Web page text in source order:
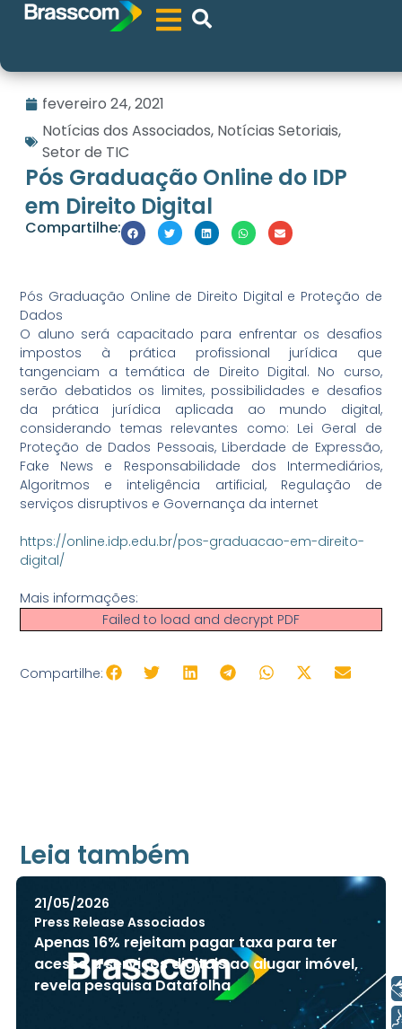
fevereiro 24, 2021
Notícias dos Associados, Notícias Setoriais,
Setor de TIC
Pós Graduação Online do IDP
em Direito Digital
Compartilhe:
Pós Graduação Online de Direito Digital e Proteção de
Dados
O aluno será capacitado para enfrentar os desafios
impostos à prática profissional jurídica que
tangenciam a temática de Direito Digital. No curso,
serão debatidos os limites, possibilidades e desafios
da prática jurídica aplicada ao mundo digital,
considerando temas relevantes como: Lei Geral de
Proteção de Dados Pessoais, Liberdade de Expressão,
Fake News e Responsabilidade dos Intermediários,
Algoritmos e inteligência artificial, Regulação de
serviços disruptivos e Governança da internet
https://online.idp.edu.br/pos-graduacao-em-direito-
digital/
Mais informações:
Failed to load and decrypt PDF
Compartilhe:
Leia também
21/05/2026
Press Release Associados
Apenas 16% rejeitam pagar taxa para ter
acesso a serviços digitais ao alugar imóvel,
revela pesquisa Datafolha
Libras
Voz